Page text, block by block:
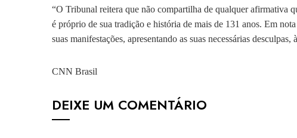
“O Tribunal reitera que não compartilha de qualquer afirmativa
é próprio de sua tradição e história de mais de 131 anos. Em
suas manifestações, apresentando as suas necessárias
CNN Brasil
DEIXE UM COMENTÁRIO